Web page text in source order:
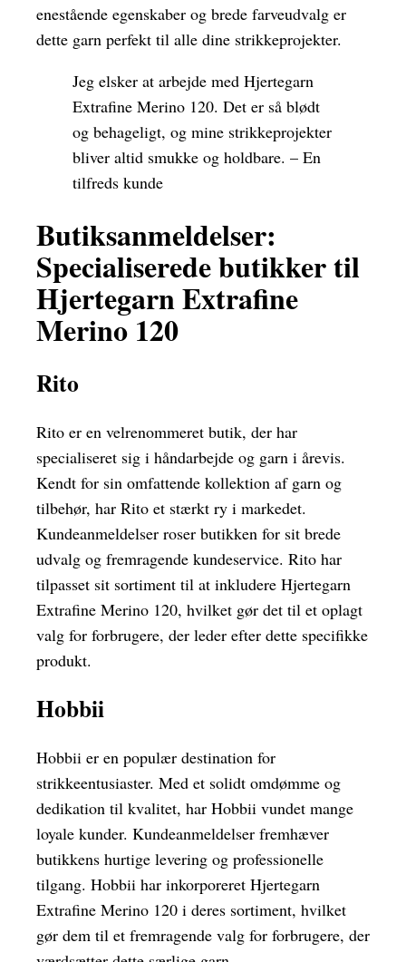
enestående egenskaber og brede farveudvalg er
dette garn perfekt til alle dine strikkeprojekter.
Jeg elsker at arbejde med Hjertegarn
Extrafine Merino 120. Det er så blødt
og behageligt, og mine strikkeprojekter
bliver altid smukke og holdbare. – En
tilfreds kunde
Butiksanmeldelser:
Specialiserede butikker til
Hjertegarn Extrafine
Merino 120
Rito
Rito er en velrenommeret butik, der har
specialiseret sig i håndarbejde og garn i årevis.
Kendt for sin omfattende kollektion af garn og
tilbehør, har Rito et stærkt ry i markedet.
Kundeanmeldelser roser butikken for sit brede
udvalg og fremragende kundeservice. Rito har
tilpasset sit sortiment til at inkludere Hjertegarn
Extrafine Merino 120, hvilket gør det til et oplagt
valg for forbrugere, der leder efter dette specifikke
produkt.
Hobbii
Hobbii er en populær destination for
strikkeentusiaster. Med et solidt omdømme og
dedikation til kvalitet, har Hobbii vundet mange
loyale kunder. Kundeanmeldelser fremhæver
butikkens hurtige levering og professionelle
tilgang. Hobbii har inkorporeret Hjertegarn
Extrafine Merino 120 i deres sortiment, hvilket
gør dem til et fremragende valg for forbrugere, der